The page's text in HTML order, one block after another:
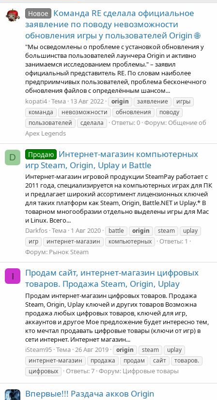
Новое
Команда RE сделала официальное
заявление по поводу невозможности
обновления игры у пользователей Origin 🌐
"Мы осведомлены о проблеме с установкой обновления у
большинства пользователей лаунчера Origin и активно
занимаемся исследованием проблемы." – заявил
официальный представитель RE. По словам наиболее
предприимчивых пользователей, проблема бесконечного
обновления файлов с определённым шансом...
kopati4 Тема 13 Авг 2022 origin заявление
игры
команда
невозможности обновления
поводу
пользователей
сделала Ответы: 0 Форум: Общение об
Apex Legends
D Продаю Интернет-магазин компьютерных
игр Steam, Origin, Uplay и Battle
Интернет-магазин игровой продукции SteamPay работает с
2011 года, специализируется на компьютерных играх для ПК
и предлагает широкий ассортимент лицензионных ключей
для таких платформ как Steam, Origin, Battle.NET и Uplay.* В
товарном многообразии отдельно выделены игры для Mac
и Linux. Всего...
Darkfos Тема 1 Авг 2020 battle origin steam
uplay
игр
интернет-магазин компьютерных
Ответы: 1
Форум: Рынок Steam
I
Продам сайт, интернет-магазин цифровых
товаров. Продажа Steam, Origin, Uplay
Продам интернет-магазин цифровых товаров. Продажа
Steam, Origin, Uplay ключей и других товаров Возможна
продажа любых цифровых товаров, ключей для игр,
аккаунтов и другое Мое предложение будет интересно тем,
кто мечтал продавать цифровые товары (ключи от игр) в
сети интернет. Интернет магазин...
iSteam95 Тема 26 Авг 2019 origin steam
uplay
интернет-магазин
продажа продам сайт
товаров.
цифровых
Ответы: 7 Форум: Цифровые товары
Впервые!!! Раздача акков Origin